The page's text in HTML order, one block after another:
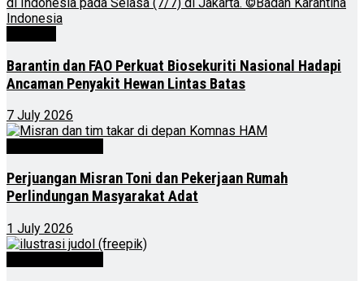
Barantin dan FAO Perkuat Biosekuriti Nasional Hadapi
Ancaman Penyakit Hewan Lintas Batas
7 July 2026
Perjuangan Misran Toni dan Pekerjaan Rumah
Perlindungan Masyarakat Adat
1 July 2026